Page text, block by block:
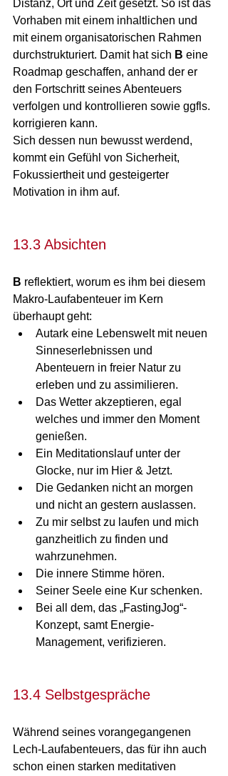
Distanz, Ort und Zeit gesetzt. So ist das
Vorhaben mit einem inhaltlichen und
mit einem organisatorischen Rahmen
durchstrukturiert. Damit hat sich B eine
Roadmap geschaffen, anhand der er
den Fortschritt seines Abenteuers
verfolgen und kontrollieren sowie ggfls.
korrigieren kann.
Sich dessen nun bewusst werdend,
kommt ein Gefühl von Sicherheit,
Fokussiertheit und gesteigerter
Motivation in ihm auf.
13.3 Absichten
B reflektiert, worum es ihm bei diesem
Makro-Laufabenteuer im Kern
überhaupt geht:
Autark eine Lebenswelt mit neuen
Sinneserlebnissen und
Abenteuern in freier Natur zu
erleben und zu assimilieren.
Das Wetter akzeptieren, egal
welches und immer den Moment
genießen.
Ein Meditationslauf unter der
Glocke, nur im Hier & Jetzt.
Die Gedanken nicht an morgen
und nicht an gestern auslassen.
Zu mir selbst zu laufen und mich
ganzheitlich zu finden und
wahrzunehmen.
Die innere Stimme hören.
Seiner Seele eine Kur schenken.
Bei all dem, das „FastingJog“-
Konzept, samt Energie-
Management, verifizieren.
13.4 Selbstgespräche
Während seines vorangegangenen
Lech-Laufabenteuers, das für ihn auch
schon einen starken meditativen